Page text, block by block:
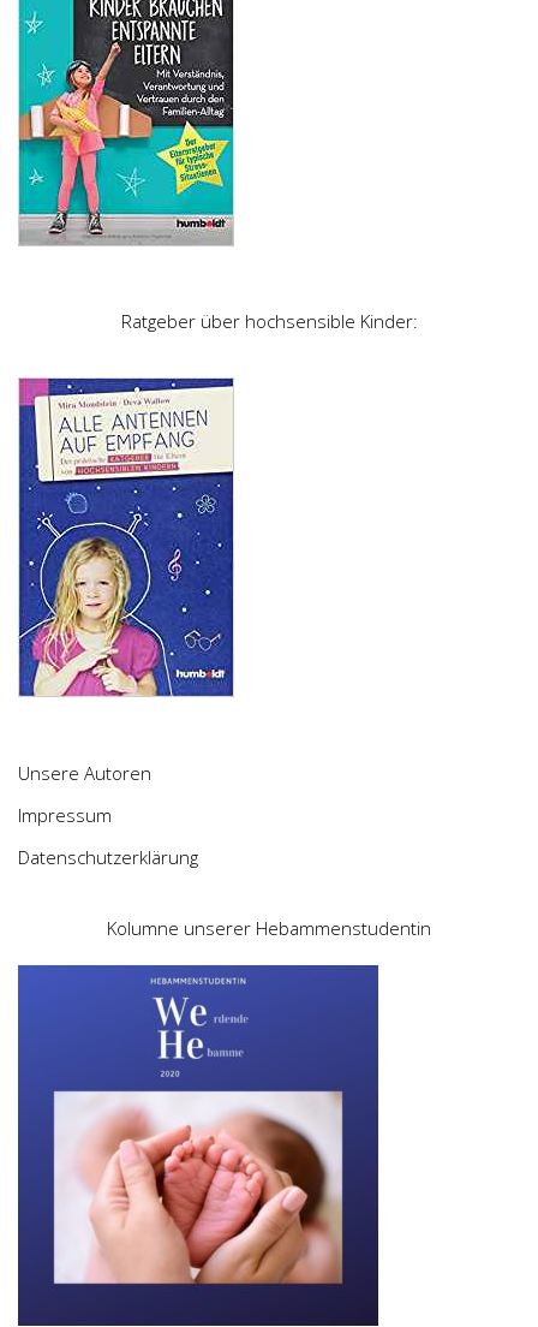
Ratgeber über hochsensible Kinder:
Unsere Autoren
Impressum
Datenschutzerklärung
Kolumne unserer Hebammenstudentin